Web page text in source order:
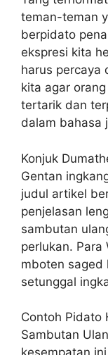
teman-teman
berpidato
ekspresi kita
harus percaya
kita agar
tertarik dan
dalam bahasa
Konjuk
Gentan
judul artikel
penjelasan
sambutan
perlukan. Para
mboten saged
setunggal
Contoh Pidato
Sambutan